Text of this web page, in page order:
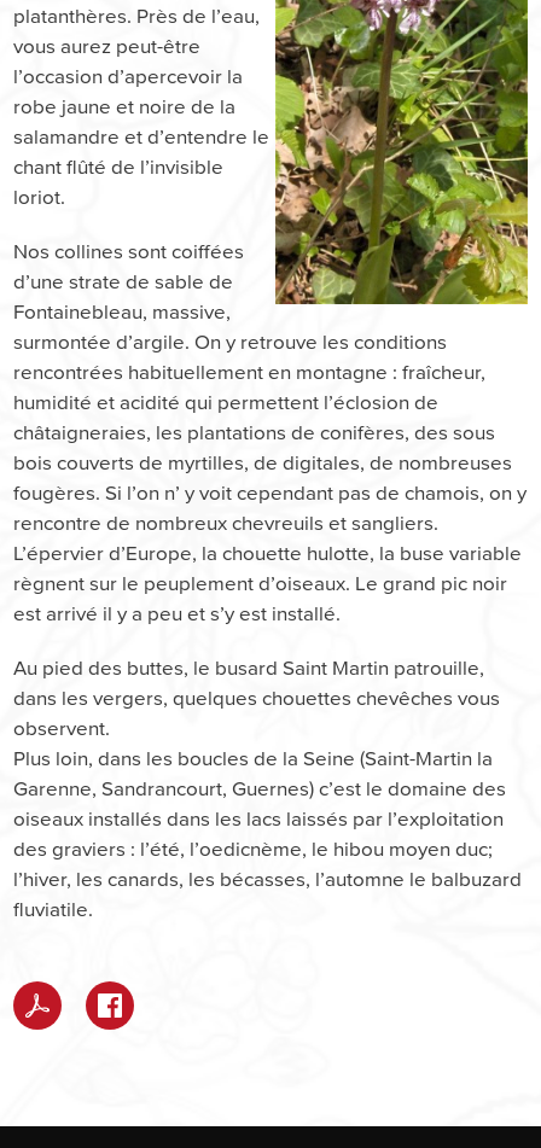
platanthères. Près de l’eau,
vous aurez peut-être
l’occasion d’apercevoir la
robe jaune et noire de la
salamandre et d’entendre le
chant flûté de l’invisible
loriot.
Nos collines sont coiffées
d’une strate de sable de
Fontainebleau, massive,
surmontée d’argile. On y retrouve les conditions
rencontrées habituellement en montagne : fraîcheur,
humidité et acidité qui permettent l’éclosion de
châtaigneraies, les plantations de conifères, des sous
bois couverts de myrtilles, de digitales, de nombreuses
fougères. Si l’on n’ y voit cependant pas de chamois, on y
rencontre de nombreux chevreuils et sangliers.
L’épervier d’Europe, la chouette hulotte, la buse variable
règnent sur le peuplement d’oiseaux. Le grand pic noir
est arrivé il y a peu et s’y est installé.
Au pied des buttes, le busard Saint Martin patrouille,
dans les vergers, quelques chouettes chevêches vous
observent.
Plus loin, dans les boucles de la Seine (Saint-Martin la
Garenne, Sandrancourt, Guernes) c’est le domaine des
oiseaux installés dans les lacs laissés par l’exploitation
des graviers : l’été, l’oedicnème, le hibou moyen duc;
l’hiver, les canards, les bécasses, l’automne le balbuzard
fluviatile.